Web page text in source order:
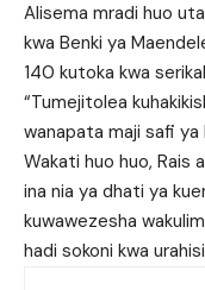
Alisema mradi huo
kwa Benki ya
140 kutoka kwa
“Tumejitolea
wanapata maji safi ya
Wakati huo huo, Rais
ina nia ya dhati ya
kuwawezesha
hadi sokoni kwa